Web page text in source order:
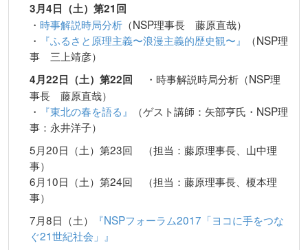
3月4日（土）第21回
・ 時事解説時局分析 （NSP理事長 藤原直哉）
・
『ふるさと原理主義〜浪漫主義的歴史観〜』
（NSP理
事 三上靖彦）
4月22日（土）第22回 ・時事解説時局分析（NSP理
事長 藤原直哉）
・
『東北の春を語る』
（ゲスト講師：矢部亨氏・NSP理
事：永井洋子）
5月20日（土）第23回 （担当：藤原理事長、山中理
事）
6月10日（土）第24回 （担当：藤原理事長、榎本理
事）
7月8日（土）
『NSPフォーラム2017「ヨコに手をつな
ぐ21世紀社会」』